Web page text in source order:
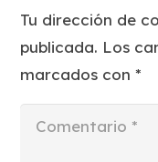
Tu dirección de
publicada. Los
marcados con*